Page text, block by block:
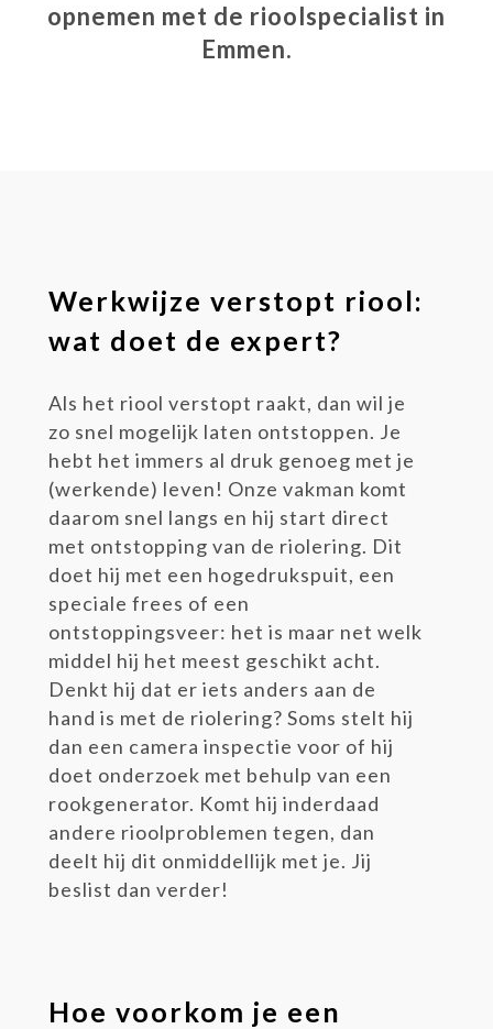
opnemen met de rioolspecialist in
Emmen.
Werkwijze verstopt riool:
wat doet de expert?
Als het riool verstopt raakt, dan wil je
zo snel mogelijk laten ontstoppen. Je
hebt het immers al druk genoeg met je
(werkende) leven! Onze vakman komt
daarom snel langs en hij start direct
met ontstopping van de riolering. Dit
doet hij met een hogedrukspuit, een
speciale frees of een
ontstoppingsveer: het is maar net welk
middel hij het meest geschikt acht.
Denkt hij dat er iets anders aan de
hand is met de riolering? Soms stelt hij
dan een camera inspectie voor of hij
doet onderzoek met behulp van een
rookgenerator. Komt hij inderdaad
andere rioolproblemen tegen, dan
deelt hij dit onmiddellijk met je. Jij
beslist dan verder!
Hoe voorkom je een